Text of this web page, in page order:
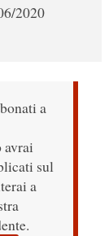
2020
a
avrai
sul
a